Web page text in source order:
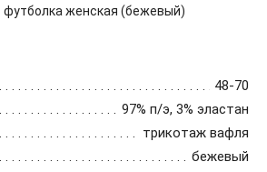
48-70
97% п/э, 3% эластан
трикотаж вафля
бежевый